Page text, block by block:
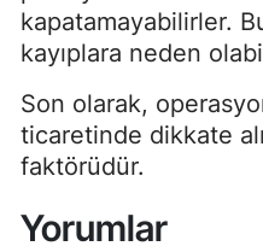
kapatamayabilirler.
kayıplara neden
Son olarak,
ticaretinde dikkate
faktörüdür.
Yorumlar